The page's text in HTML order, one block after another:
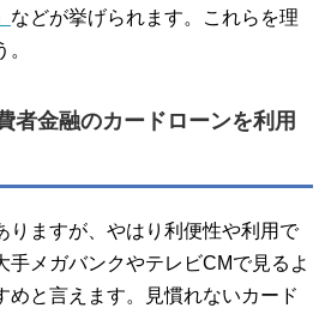
などが挙げられます。これらを理
者金融のカードローンを利用
りますが、やはり利便性や利用で
手メガバンクやテレビCMで見るよ
めと言えます。見慣れないカード